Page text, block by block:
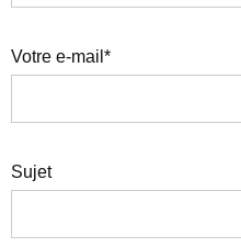
Votre e-mail*
Sujet